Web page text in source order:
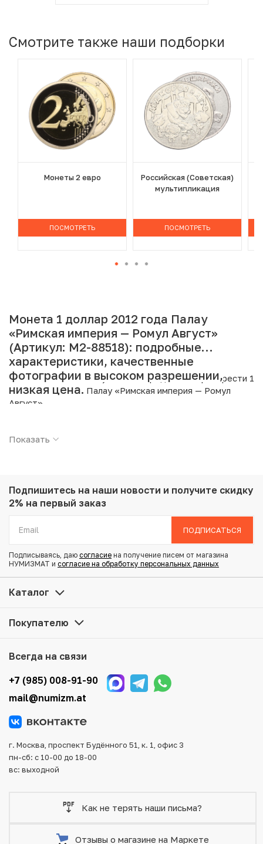
Смотрите также наши подборки
Монеты 2 евро
ПОСМОТРЕТЬ
Российская (Советская)
мультипликация
ПОСМОТРЕТЬ
Монета 1 доллар 2012 года Палау
«Римская империя — Ромул Август»
(Артикул: M2-88518): подробные
характеристики, качественные
фотографии в высоком разрешении,
низкая цена.
Интернет магазин «Нумизмат» предлагает приобрести 1
доллар 2012 года Палау «Римская империя — Ромул
Август».
Металл: Золото
Проба: 999
Состояние: UNC
Тематика: Выдающиеся личности
интернет-магазине — Вам достаточно оформить заказ
Мы доставим Ваш заказ в любой регион России, кроме
того, возможен самовывоз товара из офиса магазина.
Для вашего удобства представлены несколько способов
тщательно упаковываются, что исключает возможность
Показать
Подпишитесь на наши новости и получите скидку
2% на первый заказ
ПОДПИСАТЬСЯ
Подписываясь, даю согласие на получение писем от магазина
НУМИЗМАТ и согласие на обработку персональных данных
Каталог
Покупателю
Всегда на связи
+7 (985) 008-91-90
mail@numizm.at
г. Москва, проспект Будённого 51, к. 1, офис 3
пн-сб: с 10-00 до 18-00
вс: выходной
Как не терять наши письма?
Отзывы о магазине на Маркете